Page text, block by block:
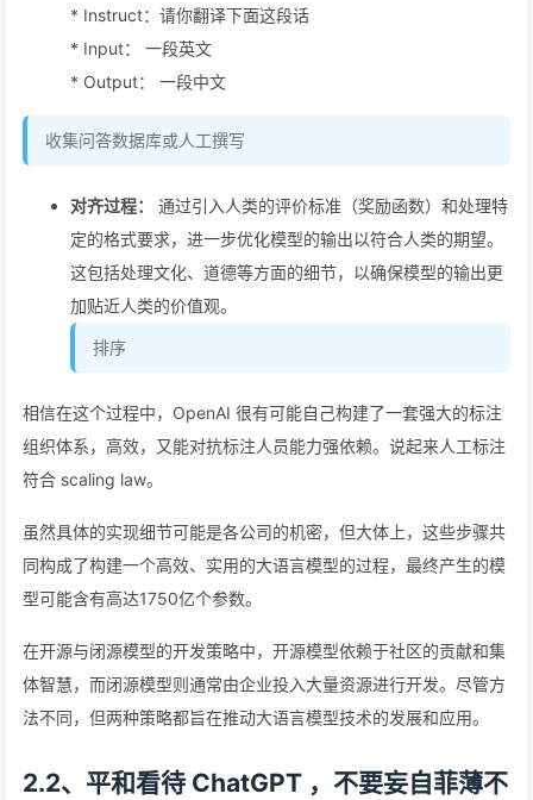
* Instruct：请你翻译下面这段话
* Input： 一段英文
* Output： 一段中文
收集问答数据库或人工撰写
对齐过程：
通过引入人类的评价标准（奖励函数）和处理特
定的格式要求，进一步优化模型的输出以符合人类的期望。
这包括处理文化、道德等方面的细节，以确保模型的输出更
加贴近人类的价值观。
排序
相信在这个过程中，OpenAI 很有可能自己构建了一套强大的标注
组织体系，高效，又能对抗标注人员能力强依赖。说起来人工标注
符合 scaling law。
虽然具体的实现细节可能是各公司的机密，但大体上，这些步骤共
同构成了构建一个高效、实用的大语言模型的过程，最终产生的模
型可能含有高达1750亿个参数。
在开源与闭源模型的开发策略中，开源模型依赖于社区的贡献和集
体智慧，而闭源模型则通常由企业投入大量资源进行开发。尽管方
法不同，但两种策略都旨在推动大语言模型技术的发展和应用。
2.2、平和看待 ChatGPT ，不要妄自菲薄不